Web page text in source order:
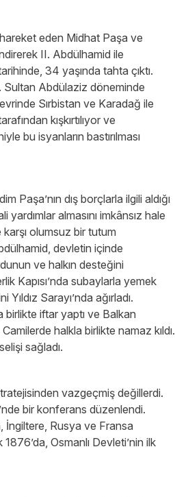
eden Midhat Paşa ve
II. Abdülhamid ile
34 yaşında tahta çıktı.
Abdülaziz döneminde
Sırbistan ve Karadağ ile
kışkırtılıyor ve
bu isyanların bastırılması
Paşa’nın dış borçlarla ilgili aldığı
yardımlar almasını imkânsız hale
olumsuz bir tutum
devletin içinde
ve halkın desteğini
Kapısı’nda subaylarla yemek
Sarayı’nda ağırladı.
iftar yaptı ve Balkan
halkla birlikte namaz kıldı.
sağladı.
vazgeçmiş değillerdi.
bir konferans düzenlendi.
İngiltere, Rusya ve Fransa
Osmanlı Devleti’nin ilk